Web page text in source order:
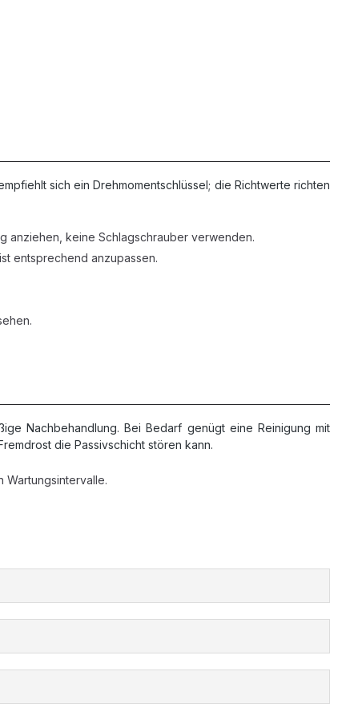
sich ein Drehmomentschlüssel; die Richtwerte richten
anziehen, keine Schlagschrauber verwenden.
entsprechend anzupassen.
Nachbehandlung. Bei Bedarf genügt eine Reinigung mit
die Passivschicht stören kann.
Wartungsintervalle.